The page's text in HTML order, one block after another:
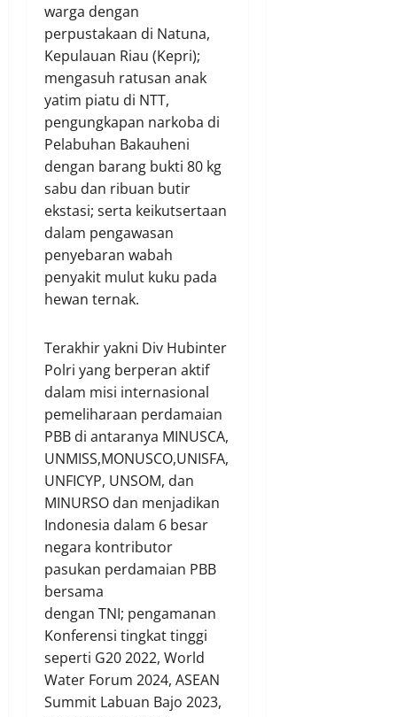
warga dengan
perpustakaan di Natuna,
Kepulauan Riau (Kepri);
mengasuh ratusan anak
yatim piatu di NTT,
pengungkapan narkoba di
Pelabuhan Bakauheni
dengan barang bukti 80 kg
sabu dan ribuan butir
ekstasi; serta keikutsertaan
dalam pengawasan
penyebaran wabah
penyakit mulut kuku pada
hewan ternak.
Terakhir yakni Div Hubinter
Polri yang berperan aktif
dalam misi internasional
pemeliharaan perdamaian
PBB di antaranya MINUSCA,
UNMISS,MONUSCO,UNISFA,
UNFICYP, UNSOM, dan
MINURSO dan menjadikan
Indonesia dalam 6 besar
negara kontributor
pasukan perdamaian PBB
bersama
dengan TNI; pengamanan
Konferensi tingkat tinggi
seperti G20 2022, World
Water Forum 2024, ASEAN
Summit Labuan Bajo 2023,